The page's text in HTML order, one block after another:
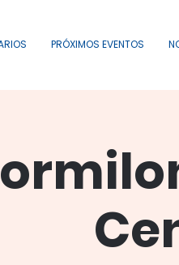
PRÓXIMOS EVENTOS